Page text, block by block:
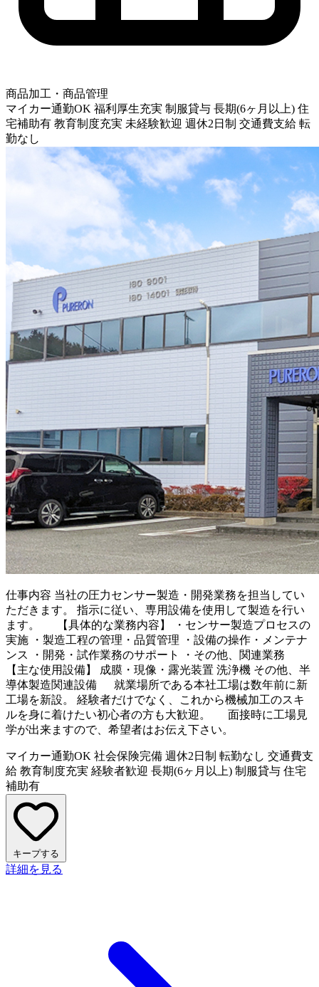
商品加工・商品管理
マイカー通勤OK 福利厚生充実 制服貸与 長期(6ヶ月以上) 住
宅補助有 教育制度充実 未経験歓迎 週休2日制 交通費支給 転
勤なし
仕事内容 当社の圧力センサー製造・開発業務を担当してい
ただきます。 指示に従い、専用設備を使用して製造を行い
ます。 【具体的な業務内容】 ・センサー製造プロセスの
実施 ・製造工程の管理・品質管理 ・設備の操作・メンテナ
ンス ・開発・試作業務のサポート ・その他、関連業務
【主な使用設備】 成膜・現像・露光装置 洗浄機 その他、半
導体製造関連設備 就業場所である本社工場は数年前に新
工場を新設。 経験者だけでなく、これから機械加工のスキ
ルを身に着けたい初心者の方も大歓迎。 面接時に工場見
学が出来ますので、希望者はお伝え下さい。
マイカー通勤OK 社会保険完備 週休2日制 転勤なし 交通費支
給 教育制度充実 経験者歓迎 長期(6ヶ月以上) 制服貸与 住宅
補助有
キープする
詳細を見る